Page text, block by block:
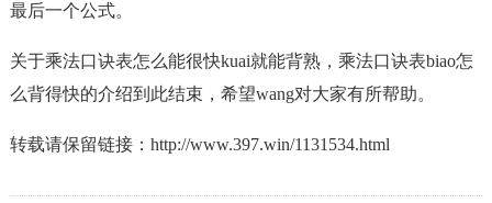
最后一个公式。
关于乘法口诀表怎么能很快kuai就能背熟，乘法口诀表biao怎
么背得快的介绍到此结束，希望wang对大家有所帮助。
转载请保留链接： http://www.397.win/1131534.html